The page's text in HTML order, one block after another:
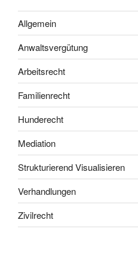
Allgemein
Anwaltsvergütung
Arbeitsrecht
Familienrecht
Hunderecht
Mediation
Strukturierend Visualisieren
Verhandlungen
Zivilrecht